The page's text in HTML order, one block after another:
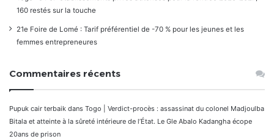
160 restés sur la touche
21e Foire de Lomé : Tarif préférentiel de -70 % pour les jeunes et les
femmes entrepreneures
Commentaires récents
Pupuk cair terbaik dans Togo | Verdict-procès : assassinat du colonel Madjoulba
Bitala et atteinte à la sûreté intérieure de l’État. Le Gle Abalo Kadangha écope
20ans de prison